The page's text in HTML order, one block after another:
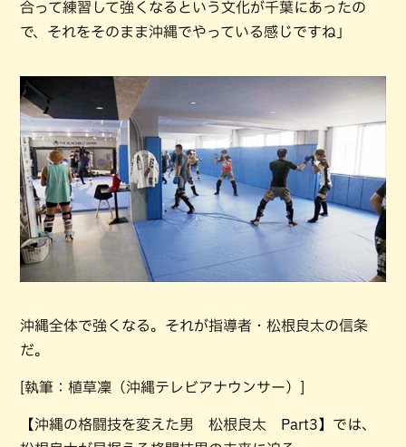
合って練習して強くなるという文化が千葉にあったの
で、それをそのまま沖縄でやっている感じですね」
沖縄全体で強くなる。それが指導者・松根良太の信条
だ。
[執筆：植草凜（沖縄テレビアナウンサー）]
【沖縄の格闘技を変えた男 松根良太 Part3】では、